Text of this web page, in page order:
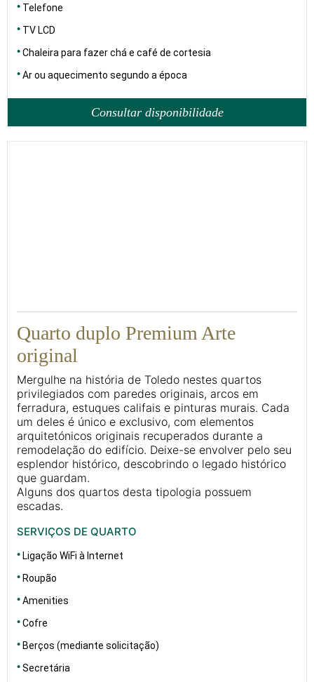
Telefone
TV LCD
Chaleira para fazer chá e café de cortesia
Ar ou aquecimento segundo a época
Consultar disponibilidade
Quarto duplo Premium Arte
original
Mergulhe na história de Toledo nestes quartos
privilegiados com paredes originais, arcos em
ferradura, estuques califais e pinturas murais. Cada
um deles é único e exclusivo, com elementos
arquitetónicos originais recuperados durante a
remodelação do edifício. Deixe-se envolver pelo seu
esplendor histórico, descobrindo o legado histórico
que guardam.
Alguns dos quartos desta tipologia possuem
escadas.
SERVIÇOS DE QUARTO
Ligação WiFi à Internet
Roupão
Amenities
Cofre
Berços (mediante solicitação)
Secretária